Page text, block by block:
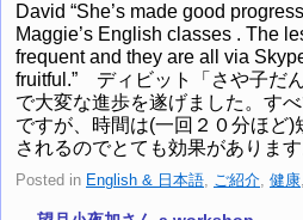
David “She’s made good
Maggie’s English classes . The
frequent and they are all via
fruitful.” ディビット「さや子だ
で大変な進歩を遂げました。す
ですが、時間は(一回２０分ほど
されるのでとても効果があります
Posted in English & 日本語, ご紹介, 健康,